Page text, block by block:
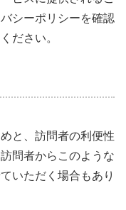
シーポリシーを確認
ださい。
と、訪問者の利便性
問者からこのような
いただく場合もあり